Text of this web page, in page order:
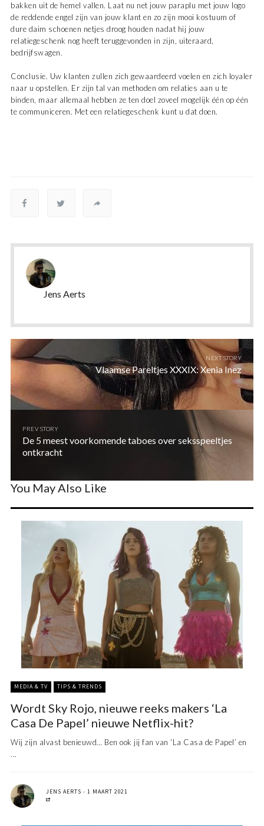
bakken uit de hemel vallen. Laat nu net jouw paraplu met jouw logo
de reddende engel zijn van jouw klant en zo zijn mooi kostuum of
dure daim schoenen netjes droog houden nadat hij jouw
relatiegeschenk nog heeft teruggevonden in zijn, uiteraard,
bedrijfswagen.
Conclusie. Uw klanten zullen zich gewaardeerd voelen en zich loyaler
naar u opstellen. Er zijn tal van methoden om relaties aan u te
binden, maar allemaal hebben ze ten doel zoveel mogelijk één op één
te communiceren. Met een relatiegeschenk kunt u dat doen.
Jens Aerts
NEXT STORY
Vlaamse Pareltjes XXXIX: Xenia Inez
PREV STORY
De 5 meest voorkomende taboes over seksspeeltjes
ontkracht
You May Also Like
MEDIA & TV TIPS & TRENDS
Wordt Sky Rojo, nieuwe reeks makers ‘La
Casa De Papel’ nieuwe Netflix-hit?
Wij zijn alvast benieuwd… Ben ook jij fan van ‘La Casa de Papel’ en
...
JENS AERTS 1 MAART 2021